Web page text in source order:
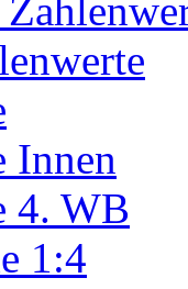
Innen
4. WB
1:4